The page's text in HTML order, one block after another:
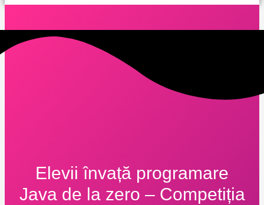
Elevii învață programare
Java de la zero – Competiția